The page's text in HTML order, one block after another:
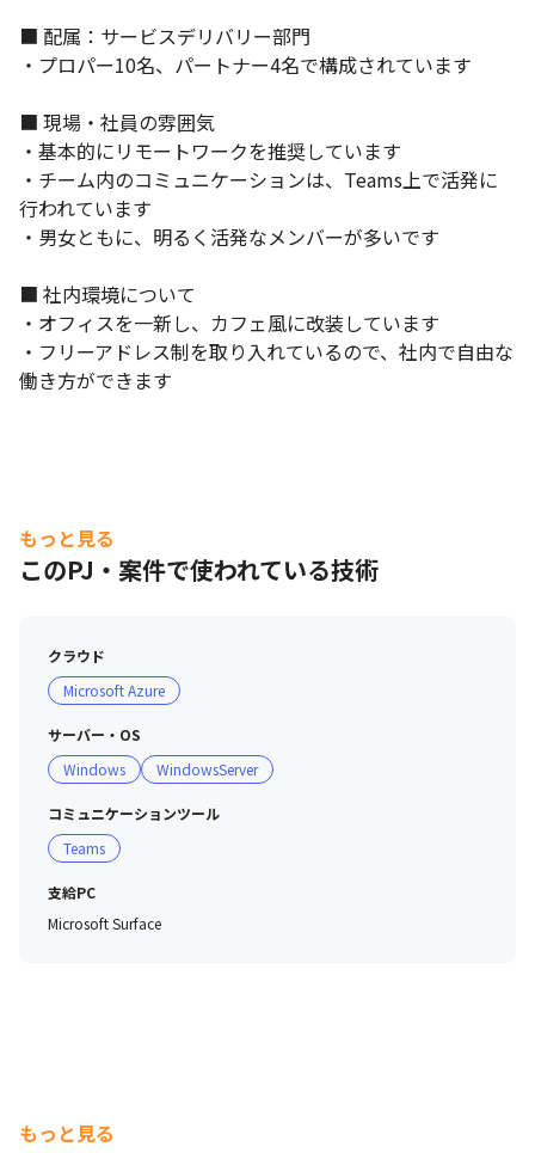
■ 配属：サービスデリバリー部門
・プロパー10名、パートナー4名で構成されています
■ 現場・社員の雰囲気
・基本的にリモートワークを推奨しています
・チーム内のコミュニケーションは、Teams上で活発に
行われています
・男女ともに、明るく活発なメンバーが多いです
■ 社内環境について
・オフィスを一新し、カフェ風に改装しています
・フリーアドレス制を取り入れているので、社内で自由な
働き方ができます
もっと見る
このPJ・案件で使われている技術
クラウド
Microsoft Azure
サーバー・OS
Windows
WindowsServer
コミュニケーションツール
Teams
支給PC
Microsoft Surface
もっと見る